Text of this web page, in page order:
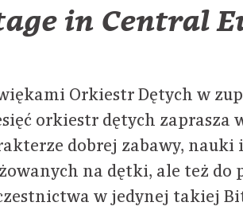
in Central
Orkiestr Dętych w
orkiestr dętych zaprasza
dobrej zabawy,
na dętki, ale też do
w jedynej takiej